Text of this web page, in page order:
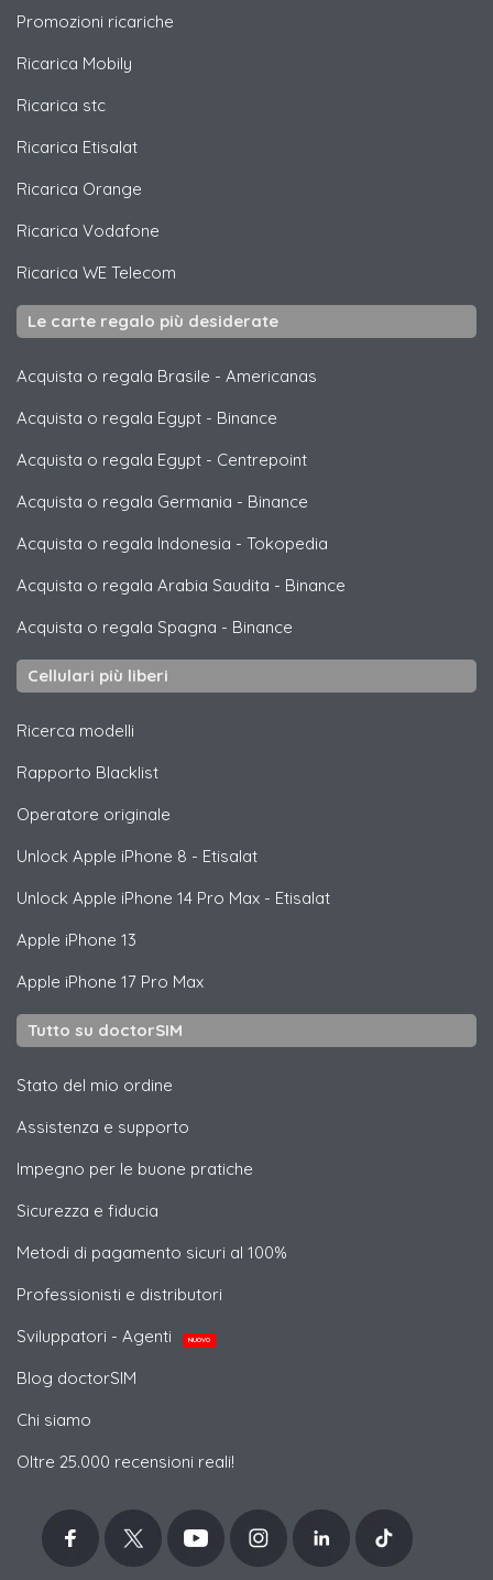
Promozioni ricariche
Ricarica Mobily
Ricarica stc
Ricarica Etisalat
Ricarica Orange
Ricarica Vodafone
Ricarica WE Telecom
Le carte regalo più desiderate
Acquista o regala Brasile - Americanas
Acquista o regala Egypt - Binance
Acquista o regala Egypt - Centrepoint
Acquista o regala Germania - Binance
Acquista o regala Indonesia - Tokopedia
Acquista o regala Arabia Saudita - Binance
Acquista o regala Spagna - Binance
Cellulari più liberi
Ricerca modelli
Rapporto Blacklist
Operatore originale
Unlock Apple iPhone 8 - Etisalat
Unlock Apple iPhone 14 Pro Max - Etisalat
Apple iPhone 13
Apple iPhone 17 Pro Max
Tutto su doctorSIM
Stato del mio ordine
Assistenza e supporto
Impegno per le buone pratiche
Sicurezza e fiducia
Metodi di pagamento sicuri al 100%
Professionisti e distributori
Sviluppatori - Agenti
NUOVO
Blog doctorSIM
Chi siamo
Oltre 25.000 recensioni reali!